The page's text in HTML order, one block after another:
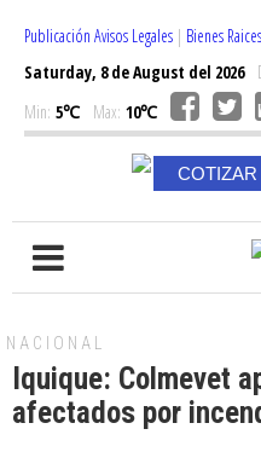
Publicación Avisos Legales | Bienes Raices
Saturday, 8 de August del 2026
Min: 5℃ Max: 10℃
NACIONAL
Iquique: Colmevet
afectados por